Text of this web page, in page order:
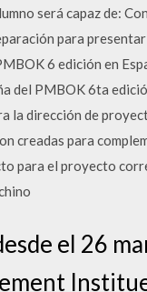
será capaz de:
para
6 edición en
del PMBOK 6ta
la dirección de
creadas para
para el proyecto
el 26